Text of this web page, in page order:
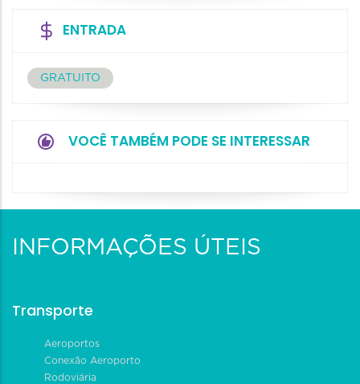
ENTRADA
GRATUITO
VOCÊ TAMBÉM PODE SE INTERESSAR
INFORMAÇÕES ÚTEIS
Transporte
Aeroportos
Conexão Aeroporto
Rodoviária